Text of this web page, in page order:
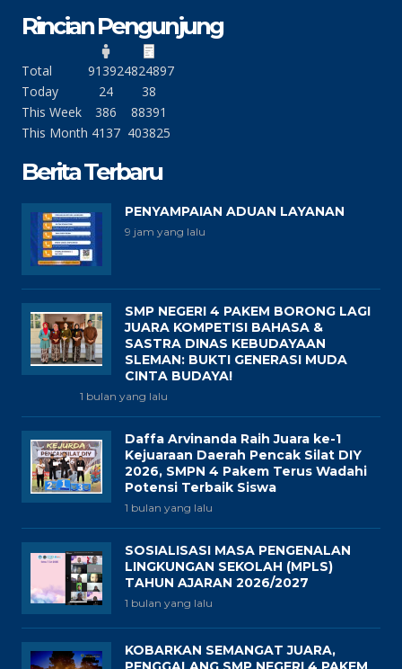
Rincian Pengunjung
Total 913924824897
Today
24
38
This Week
386
88391
This Month 4137 403825
Berita Terbaru
PENYAMPAIAN ADUAN LAYANAN
9 jam yang lalu
SMP NEGERI 4 PAKEM BORONG LAGI
JUARA KOMPETISI BAHASA &
SASTRA DINAS KEBUDAYAAN
SLEMAN: BUKTI GENERASI MUDA
CINTA BUDAYA!
1 bulan yang lalu
Daffa Arvinanda Raih Juara ke-1
Kejuaraan Daerah Pencak Silat DIY
2026, SMPN 4 Pakem Terus Wadahi
Potensi Terbaik Siswa
1 bulan yang lalu
SOSIALISASI MASA PENGENALAN
LINGKUNGAN SEKOLAH (MPLS)
TAHUN AJARAN 2026/2027
1 bulan yang lalu
KOBARKAN SEMANGAT JUARA,